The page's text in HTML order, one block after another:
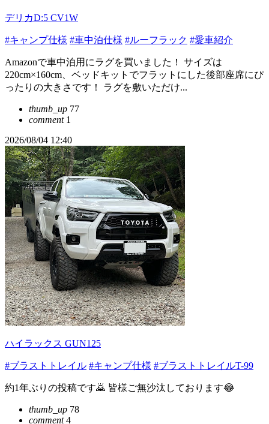
デリカD:5 CV1W
#キャンプ仕様 #車中泊仕様 #ルーフラック #愛車紹介
Amazonで車中泊用にラグを買いました！ サイズは
220cm×160cm、ベッドキットでフラットにした後部座席にぴ
ったりの大きさです！ ラグを敷いただけ...
thumb_up 77
comment1
2026/08/04 12:40
ハイラックス GUN125
#ブラストトレイル #キャンプ仕様 #ブラストトレイルT-99
約1年ぶりの投稿です🙇 皆様ご無沙汰しております😂
thumb_up 78
comment4